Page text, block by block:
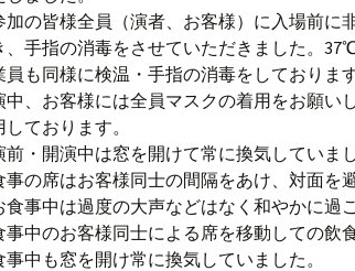
加の皆様全員（演者、お客様）に入場前に
、手指の消毒をさせていただきました。
員も同様に検温・手指の消毒をしております
中、お客様には全員マスクの着用をお願い
しております。
前・開演中は窓を開けて常に換気していまし
事の席はお客様同士の間隔をあけ、対面を
食事中は過度の大声などはなく和やかに過
事中のお客様同士による席を移動しての飲
事中も窓を開け常に換気していました。